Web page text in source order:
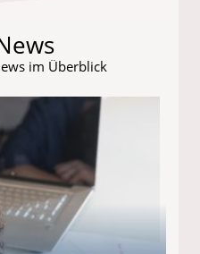
im Überblick